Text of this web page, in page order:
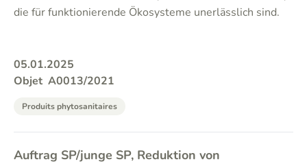
die für funktionierende Ökosysteme unerlässlich sind.
05.01.2025
Objet A0013/2021
Produits phytosanitaires
Auftrag SP/junge SP, Reduktion von